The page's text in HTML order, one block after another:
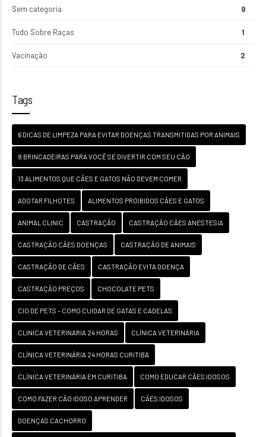
Sem categoria 9
Tudo Sobre Raças 1
Vacinação 2
Tags
6 DICAS DE LIMPEZA PARA EVITAR DOENÇAS TRANSMITIDAS POR ANIMAIS
8 BRINCADEIRAS PARA VOCÊ SE DIVERTIR COM SEU CÃO
13 ALIMENTOS QUE CÃES E GATOS NÃO DEVEM COMER
ADOTAR FILHOTES ALIMENTOS PROIBIDOS CÃES E GATOS
ANIMAL CLINIC CASTRAÇÃO CASTRAÇÃO CÃES ANESTESIA
CASTRAÇÃO CÃES DOENÇAS CASTRAÇÃO DE ANIMAIS
CASTRAÇÃO DE CÃES CASTRAÇÃO EVITA DOENÇA
CASTRAÇÃO PREÇOS CHOCOLATE PETS
CIO DE PETS – COMO CUIDAR DE GATAS E CADELAS
CLINICA VETERINARIA 24 HORAS CLÍNICA VETERINÁRIA
CLÍNICA VETERINÁRIA 24 HORAS CURITIBA
CLÍNICA VETERINÁRIA EM CURITIBA COMO EDUCAR CÃES IDOSOS
COMO FAZER CÃO IDOSO APRENDER CÃES IDOSOS
DOENÇAS CACHORRO